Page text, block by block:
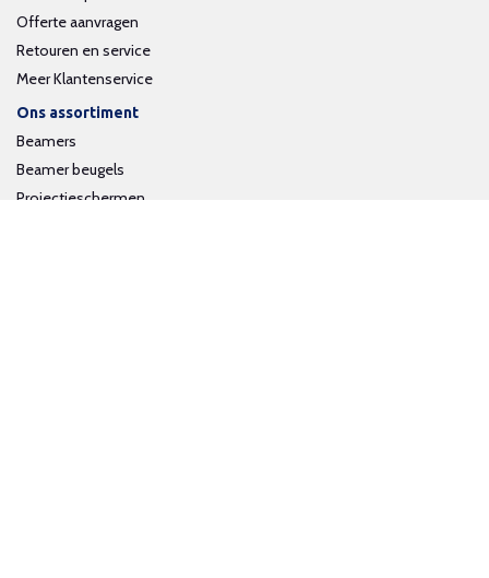
Offerte aanvragen
Retouren en service
Meer Klantenservice
Ons assortiment
Beamers
Beamer beugels
Projectieschermen